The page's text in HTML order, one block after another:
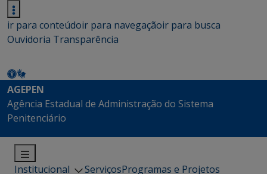
ir para conteúdoir para navegaçãoir para busca
Ouvidoria Transparência
AGEPEN
Agência Estadual de Administração do Sistema
Penitenciário
Institucional ServiçosProgramas e Projetos